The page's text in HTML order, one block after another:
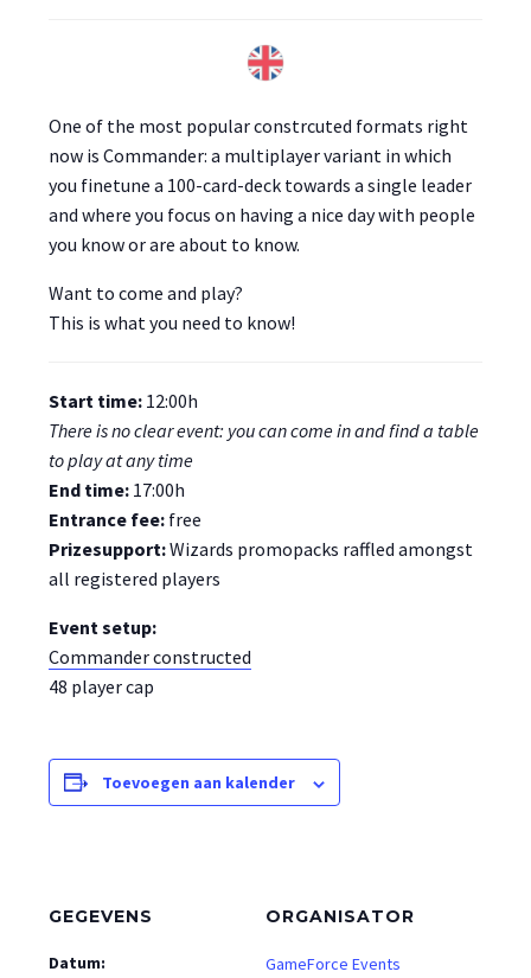
One of the most popular constrcuted formats right
now is Commander: a multiplayer variant in which
you finetune a 100-card-deck towards a single leader
and where you focus on having a nice day with people
you know or are about to know.
Want to come and play?
This is what you need to know!
Start time: 12:00h
There is no clear event: you can come in and find a table
to play at any time
End time: 17:00h
Entrance fee: free
Prizesupport:Wizards promopacks raffled amongst
all registered players
Event setup:
Commander constructed
48 player cap
Toevoegen aan kalender
GEGEVENS
Datum:
ORGANISATOR
GameForce Events